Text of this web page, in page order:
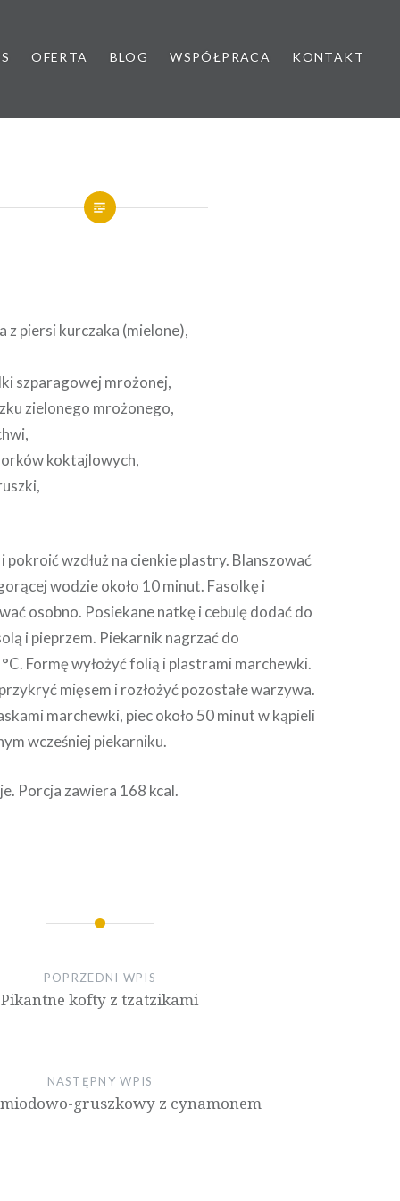
dziecięcy
OFERTA BLOG WSPÓŁPRACA KONTAKT
z piersi kurczaka (mielone),
szparagowej mrożonej,
zielonego mrożonego,
koktajlowych,
pokroić wzdłuż na cienkie plastry. Blanszować
wodzie około 10 minut. Fasolkę i
osobno. Posiekane natkę i cebulę dodać do
i pieprzem. Piekarnik nagrzać do
Formę wyłożyć folią i plastrami marchewki.
mięsem i rozłożyć pozostałe warzywa.
marchewki, piec około 50 minut w kąpieli
wcześniej piekarniku.
Porcja zawiera 168 kcal.
POPRZEDNI WPIS
Pikantne kofty z tzatzikami
NASTĘPNY WPIS
gruszkowy z cynamonem